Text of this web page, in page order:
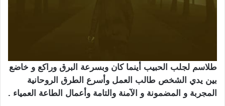
طلاسم لجلب الحبيب أينما كان وبسرعة البرق وراكع و خاضع
بين يدي الشخص طالب العمل وأسرع الطرق الروحانية
المجربة و المضمونة و الآمنة والتامة وأعمال الطاعة العمياء .